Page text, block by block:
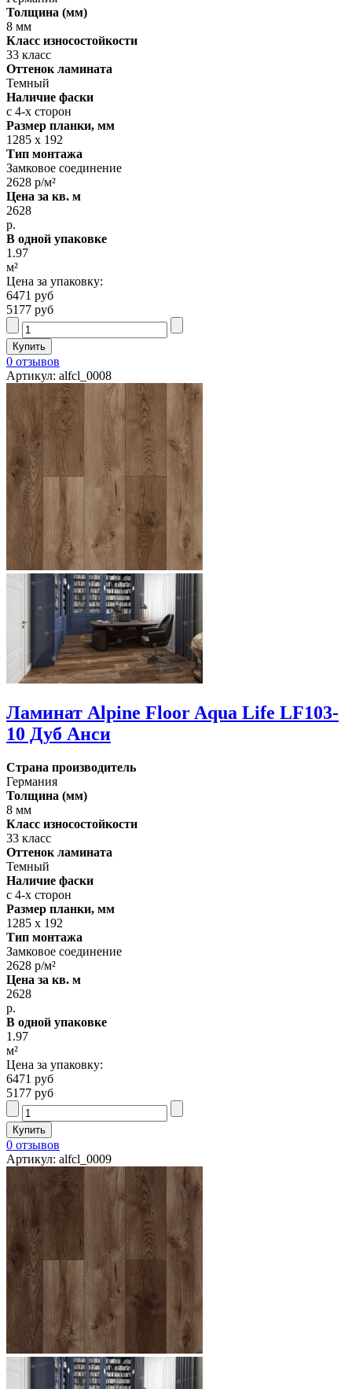
Толщина (мм)
8 мм
Класс износостойкости
33 класс
Оттенок ламината
Темный
Наличие фаски
с 4-х сторон
Размер планки, мм
1285 х 192
Тип монтажа
Замковое соединение
2628 р/м²
Цена за кв. м
2628
р.
В одной упаковке
1.97
м²
Цена за упаковку:
6471 руб
5177 руб
0 отзывов
Артикул: alfcl_0008
Ламинат Alpine Floor Aqua Life LF103-
10 Дуб Анси
Страна производитель
Германия
Толщина (мм)
8 мм
Класс износостойкости
33 класс
Оттенок ламината
Темный
Наличие фаски
с 4-х сторон
Размер планки, мм
1285 х 192
Тип монтажа
Замковое соединение
2628 р/м²
Цена за кв. м
2628
р.
В одной упаковке
1.97
м²
Цена за упаковку:
6471 руб
5177 руб
0 отзывов
Артикул: alfcl_0009